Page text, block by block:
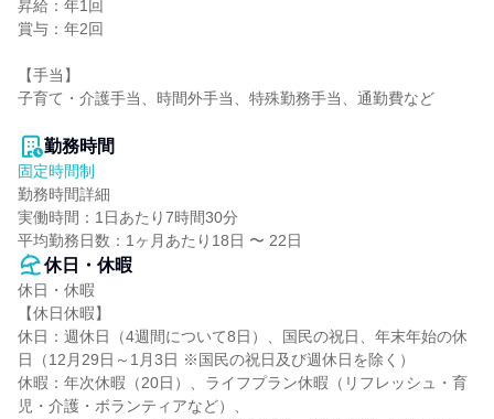
昇給：年1回
賞与：年2回
【手当】
子育て・介護手当、時間外手当、特殊勤務手当、通勤費など
勤務時間
固定時間制
勤務時間詳細
実働時間：1日あたり7時間30分
平均勤務日数：1ヶ月あたり18日 〜 22日
休日・休暇
休日・休暇
【休日休暇】
休日：週休日（4週間について8日）、国民の祝日、年末年始の休
日（12月29日～1月3日 ※国民の祝日及び週休日を除く）
休暇：年次休暇（20日）、ライフプラン休暇（リフレッシュ・育
児・介護・ボランティアなど）、